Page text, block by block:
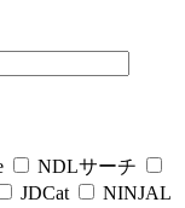
NDLサーチ
JDCat
NINJAL